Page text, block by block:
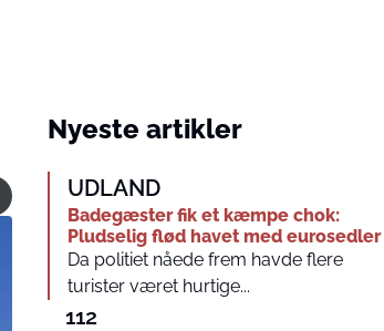
Nyeste artikler
UDLAND
Badegæster fik et kæmpe chok:
Pludselig flød havet med eurosedler
Da politiet nåede frem havde flere
turister været hurtige...
112